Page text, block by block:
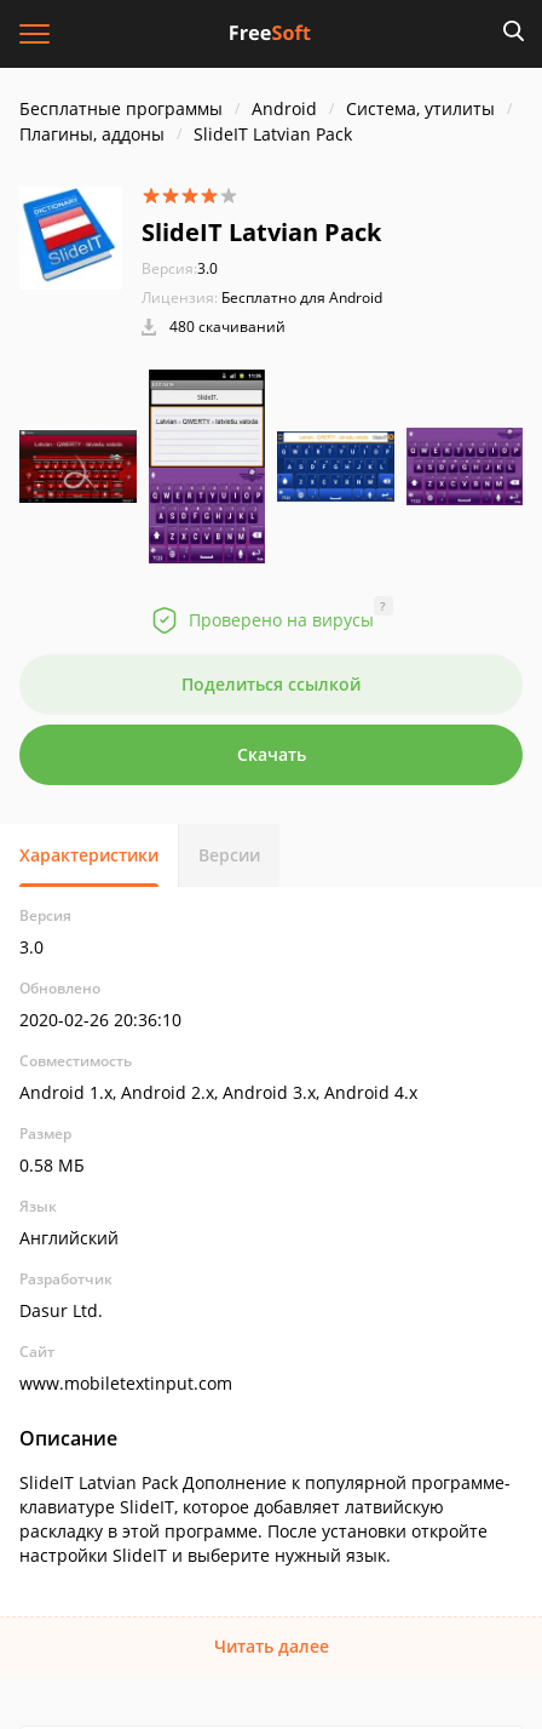
Бесплатные программы Android
Система, утилиты
Плагины, аддоны
SlideIT Latvian Pack
SlideIT Latvian Pack
Версия:3.0
Лицензия: Бесплатно для Android
480 скачиваний
Проверено на вирусы
?
Поделиться ссылкой
Скачать
Характеристики Версии
Версия
3.0
Обновлено
2020-02-26 20:36:10
Совместимость
Android 1.x, Android 2.x, Android 3.x, Android 4.x
Размер
0.58 МБ
Язык
Английский
Разработчик
Dasur Ltd.
Сайт
www.mobiletextinput.com
Описание
SlideIT Latvian Pack Дополнение к популярной программе-
клавиатуре SlideIT, которое добавляет латвийскую
раскладку в этой программе. После установки откройте
настройки SlideIT и выберите нужный язык.
Читать далее